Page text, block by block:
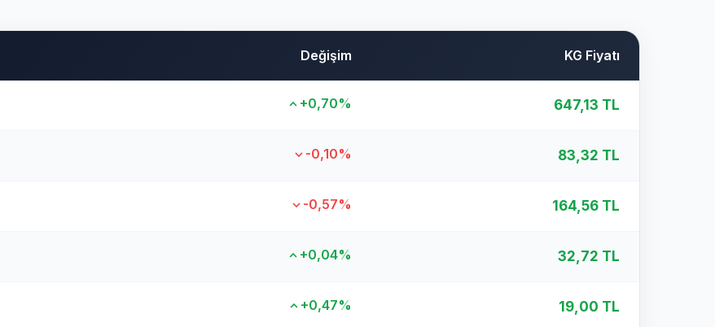
Değişim KG Fiyatı
+0,70% 647,13 TL
-0,10% 83,32 TL
-0,57% 164,56 TL
+0,04% 32,72 TL
+0,47% 19,00 TL